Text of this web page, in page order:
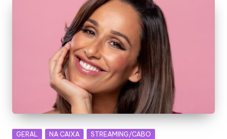
Posted
GERAL NA CAIXA STREAMING/CABO